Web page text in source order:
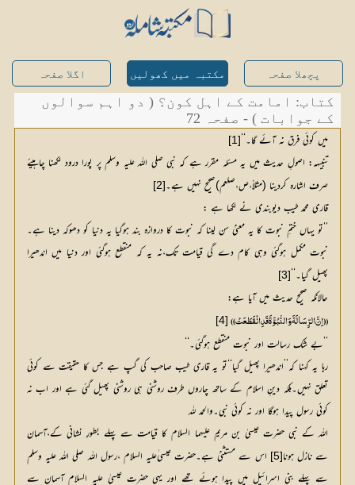
پچھلا صفحہ مکتبہ میں کھولیں اگلا صفحہ
کتاب: امامت کے اہل کون؟ ( دو اہم سوالوں
کے جوابات ) - صفحہ 72
میں کوئی فرق نہ آئے گا۔‘‘ [1]
تنبیہہ: اصولِ حدیث میں یہ مسئلہ مقرر ہے کہ نبی صلی اللہ علیہ وسلم پر پورا درود لکھنا چاہیئے
صرف اشارہ کردینا (مثلاً،ص،صلعم)صحیح نہیں ہے۔[2]
قاری محمد طیب دیوبندی نے لکھا ہے :
’’تو یہاں ختمِ نبوت کا یہ معنیٰ سن لینا کہ نبوت کا دروازہ بند ہوگیا یہ دنیا کو دھوکہ دینا ہے۔
نبوت مکمل ہوگئی وہی کام دے گی قیامت تک،نہ یہ کہ منقطع ہوگئی اور دنیا میں اندھیرا
پھیل گیا۔‘‘ [3]
حالانکہ صحیح حدیث میں آیا ہے:
((اِنَّ الرِّسَالَۃَ وَالنُّبُوَّۃَ قَدِ انْقَطَعَتْ)) [4]
’’بے شک رسالت اور نبوت منقطع ہوگئی۔‘‘
رہا یہ کہنا کہ’’اندھیرا پھیل گیا‘‘تو یہ قاری طیب صاحب کی گپ ہے جس کا حقیقت سے کوئی
تعلق نہیں۔بلکہ دینِ اسلام کے ساتھ چاروں طرف روشنی ہی روشنی پھیل گئی ہے اور اب نہ
کوئی رسول پیدا ہوگا اور نہ کوئی نبی۔والحمد للہ
اللہ کے نبی حضرت عیسیٰ بن مریم علیہما السلام کا قیامت سے پہلے بطورِ نشانی کے،آسمان
سے نازل ہونا[5]